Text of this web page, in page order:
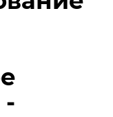
-